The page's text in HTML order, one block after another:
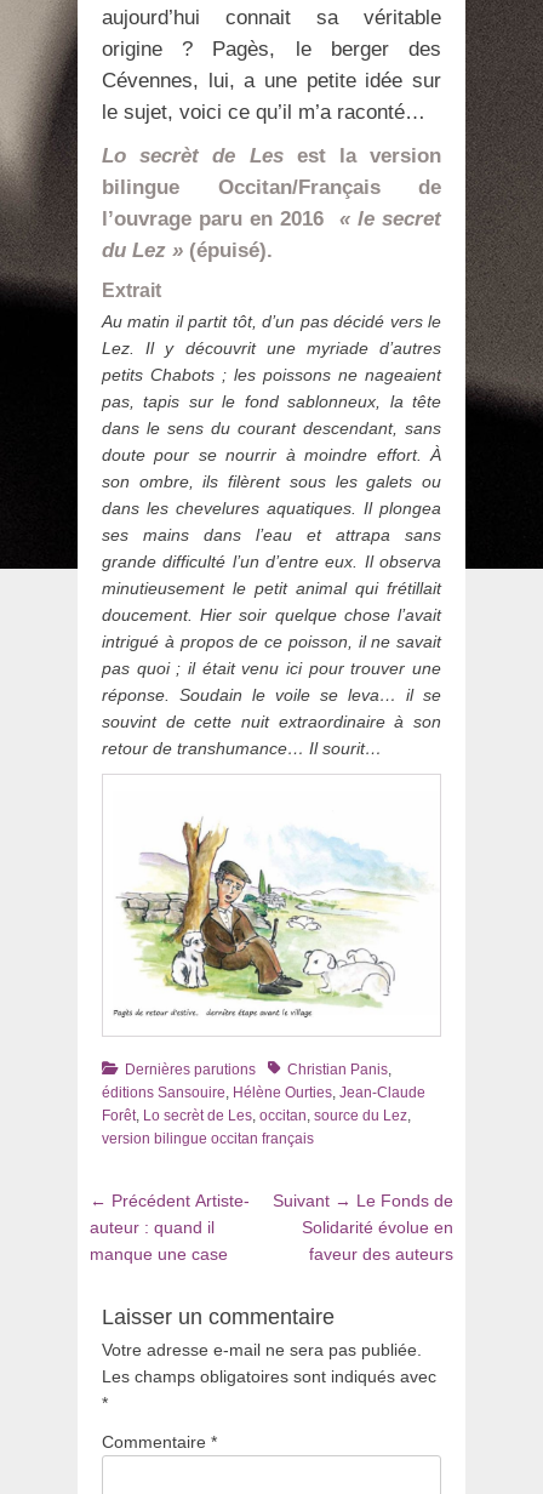
aujourd’hui connait sa véritable
origine ? Pagès, le berger des
Cévennes, lui, a une petite idée sur
le sujet, voici ce qu’il m’a raconté…
Lo secrèt de Lesest la version
bilingue Occitan/Français de
l’ouvrage paru en 2016 « le secret
du Lez » (épuisé).
Extrait
Au matin il partit tôt, d’un pas décidé vers le
Lez. Il y découvrit une myriade d’autres
petits Chabots ; les poissons ne nageaient
pas, tapis sur le fond sablonneux, la tête
dans le sens du courant descendant, sans
doute pour se nourrir à moindre effort. À
son ombre, ils filèrent sous les galets ou
dans les chevelures aquatiques. Il plongea
ses mains dans l’eau et attrapa sans
grande difficulté l’un d’entre eux. Il observa
minutieusement le petit animal qui frétillait
doucement. Hier soir quelque chose l’avait
intrigué à propos de ce poisson, il ne savait
pas quoi ; il était venu ici pour trouver une
réponse. Soudain le voile se leva… il se
souvint de cette nuit extraordinaire à son
retour de transhumance… Il sourit…
Catégories
Dernières parutions TagsChristian Panis,
éditions Sansouire, Hélène Ourties, Jean-Claude
Forêt, Lo secrèt de Les, occitan, source du Lez,
version bilingue occitan français
Navigation
de
l’article
← Précédent Article
précédent
:
Artiste-
auteur : quand il
manque une case
Suivant → Article
suivant
:
Le Fonds de
Solidarité évolue en
faveur des auteurs
Laisser un commentaire
Votre adresse e-mail ne sera pas publiée.
Les champs obligatoires sont indiqués avec
*
Commentaire *